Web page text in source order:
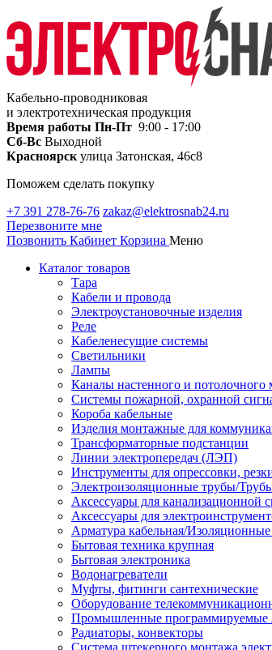
Кабельно-проводниковая
и электротехническая продукция
Время работы Пн-Пт 9:00 - 17:00
Сб-Вс Выходной
Красноярск улица Затонская, 46с8
Поможем сделать покупку
+7 391 278-76-76 zakaz@elektrosnab24.ru
Перезвоните мне
Позвонить Кабинет Корзина Меню
Каталог товаров
Тара
Кабели и провода
Электроустановочные изделия
Реле
Кабеленесущие системы
Светильники
Лампы
Каналы настенного и потолочного
Системы пожарной, охранной
Короба кабельные
Изделия монтажные для
Трансформаторные подстанции
Линии электропередач (ЛЭП)
Инструменты для опрессовки,
Электроизоляционные трубы/
Аксессуары для канализационной
Аксессуары для
Арматура кабельная/
Бытовая техника крупная
Бытовая электроника
Водонагреватели
Муфты, фитинги сантехнические
Оборудование
Промышленные программируемые
Радиаторы, конвекторы
Система штекерного монтажа